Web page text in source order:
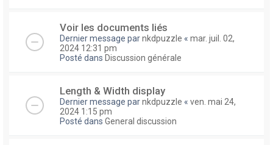
Voir les documents liés
Dernier message parnkdpuzzle « mar. juil. 02,
2024 12:31 pm
Posté dans Discussion générale
Length & Width display
Dernier message parnkdpuzzle « ven. mai 24,
2024 1:15 pm
Posté dans General discussion